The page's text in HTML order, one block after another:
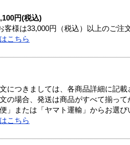
円(税込)
様は33,000円（税込）以上のご注
こちら
につきましては、各商品詳細に記
の場合、発送は商品がすべて揃って
」または「ヤマト運輸」からお選び
こちら